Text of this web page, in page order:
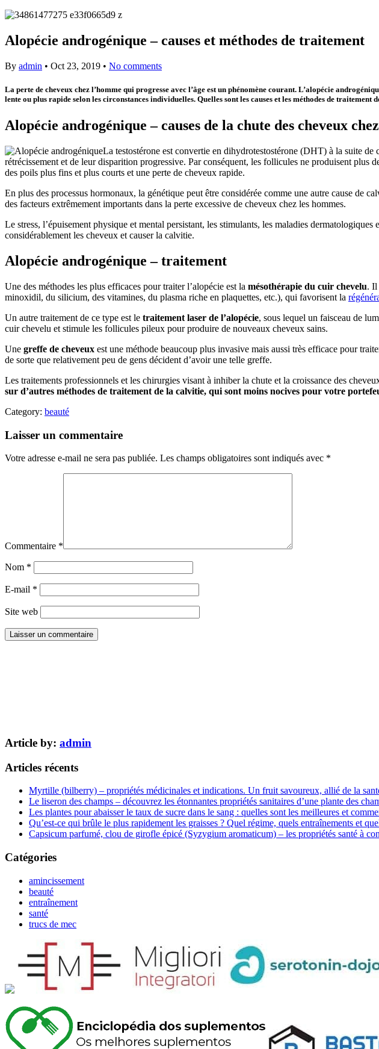
Alopécie androgénique – causes et méthodes de traitement
By admin • Oct 23, 2019 • No comments
La perte de cheveux chez l’homme qui progresse avec l’âge est un phénomène courant. L’alopécie
lente ou plus rapide selon les circonstances individuelles. Quelles sont les causes et les méthodes de
Alopécie androgénique – causes de la chute des cheveux
La testostérone est convertie en dihydrotestostérone (DHT) à la suite
rétrécissement et de leur disparition progressive. Par conséquent, les follicules ne produisent
des poils plus fins et plus courts et une perte de cheveux rapide.
En plus des processus hormonaux, la génétique peut être considérée comme une autre cause de
des facteurs extrêmement importants dans la perte excessive de cheveux chez les hommes.
Le stress, l’épuisement physique et mental persistant, les stimulants, les maladies dermatologiques
considérablement les cheveux et causer la calvitie.
Alopécie androgénique – traitement
Une des méthodes les plus efficaces pour traiter l’alopécie est la mésothérapie du cuir chevelu. Il
minoxidil, du silicium, des vitamines, du plasma riche en plaquettes, etc.), qui favorisent la
Un autre traitement de ce type est le traitement laser de l’alopécie, sous lequel un faisceau de
cuir chevelu et stimule les follicules pileux pour produire de nouveaux cheveux sains.
Une greffe de cheveux est une méthode beaucoup plus invasive mais aussi très efficace pour
de sorte que relativement peu de gens décident d’avoir une telle greffe.
Les traitements professionnels et les chirurgies visant à inhiber la chute et la croissance des
sur d’autres méthodes de traitement de la calvitie, qui sont moins nocives pour votre
Category: beauté
Laisser un commentaire
Votre adresse e-mail ne sera pas publiée. Les champs obligatoires sont indiqués avec *
Commentaire *
Nom *
E-mail *
Site web
Article by: admin
Articles récents
Myrtille (bilberry) – propriétés médicinales et indications. Un fruit savoureux, allié de la
Le liseron des champs – découvrez les étonnantes propriétés sanitaires d’une plante des
Les plantes pour abaisser le taux de sucre dans le sang : quelles sont les meilleures et
Qu’est-ce qui brûle le plus rapidement les graisses ? Quel régime, quels entraînements et
Capsicum parfumé, clou de girofle épicé (Syzygium aromaticum) – les propriétés santé à
Catégories
amincissement
beauté
entraînement
santé
trucs de mec